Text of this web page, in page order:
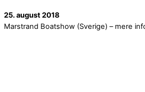
25. august 2018
Marstrand Boatshow (Sverige) – mere